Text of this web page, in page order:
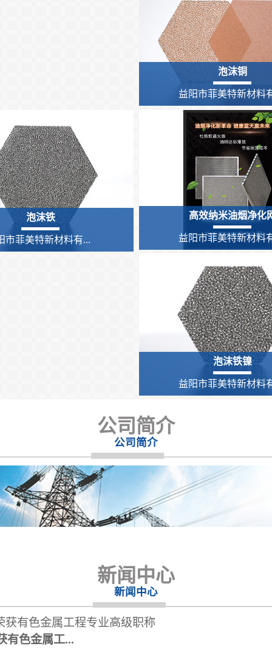
泡沫铜
益阳市菲美特新材料
泡沫铁
市菲美特新材料有...
高效纳米油烟净化
益阳市菲美特新材料
泡沫铁镍
益阳市菲美特新材料
公司简介
公司简介
新闻中心
新闻中心
有色金属工...